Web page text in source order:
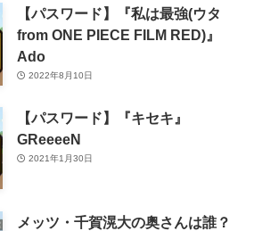
【パスワード】『私は最強(ウタ
from ONE PIECE FILM RED)』
Ado
2022年8月10日
【パスワード】『キセキ』
GReeeeN
2021年1月30日
メッツ・千賀滉大の奥さんは誰？